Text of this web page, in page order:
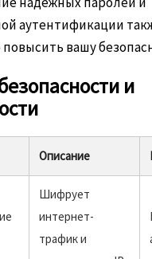
аутентификации
вашу
и
Описание
Шифрует
интернет-
трафик и